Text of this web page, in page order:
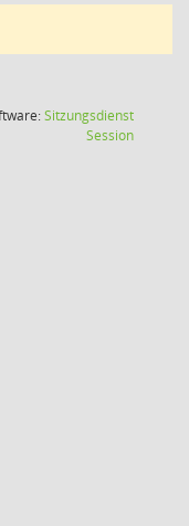
Sitzungsdienst
Session(Wird in